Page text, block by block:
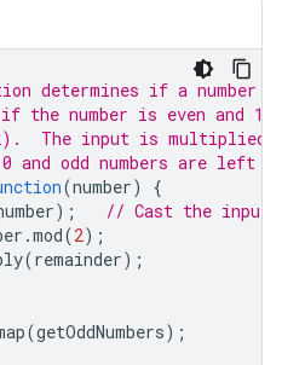
determines if a number
the number is even and
The input is multiplied
odd numbers are left
(number)
{
);
// Cast the input
.mod(2);
(remainder);
(getOddNumbers);